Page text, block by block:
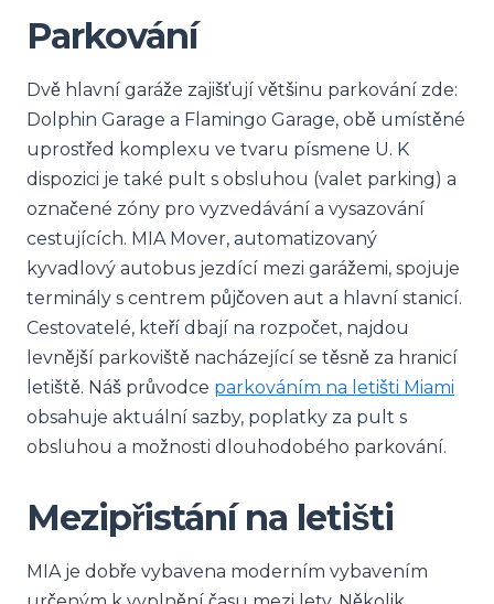
Parkování
Dvě hlavní garáže zajišťují většinu parkování zde:
Dolphin Garage a Flamingo Garage, obě umístěné
uprostřed komplexu ve tvaru písmene U. K
dispozici je také pult s obsluhou (valet parking) a
označené zóny pro vyzvedávání a vysazování
cestujících. MIA Mover, automatizovaný
kyvadlový autobus jezdící mezi garážemi, spojuje
terminály s centrem půjčoven aut a hlavní stanicí.
Cestovatelé, kteří dbají na rozpočet, najdou
levnější parkoviště nacházející se těsně za hranicí
letiště. Náš průvodce parkováním na letišti Miami
obsahuje aktuální sazby, poplatky za pult s
obsluhou a možnosti dlouhodobého parkování.
Mezipřistání na letišti
MIA je dobře vybavena moderním vybavením